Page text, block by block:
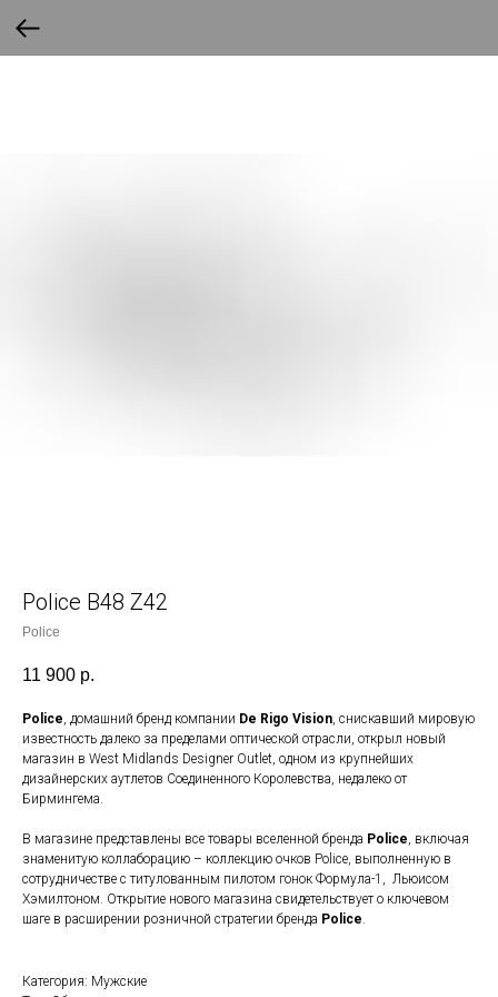
Police B48 Z42
Police
11 900 р.
Police, домашний бренд компании De Rigo Vision, снискавший мировую
известность далеко за пределами оптической отрасли, открыл новый
магазин в West Midlands Designer Outlet, одном из крупнейших
дизайнерских аутлетов Соединенного Королевства, недалеко от
Бирмингема.
В магазине представлены все товары вселенной бренда Police, включая
знаменитую коллаборацию – коллекцию очков Police, выполненную в
сотрудничестве с титулованным пилотом гонок Формула-1, Льюисом
Хэмилтоном. Открытие нового магазина свидетельствует о ключевом
шаге в расширении розничной стратегии бренда Police.
Категория: Мужские